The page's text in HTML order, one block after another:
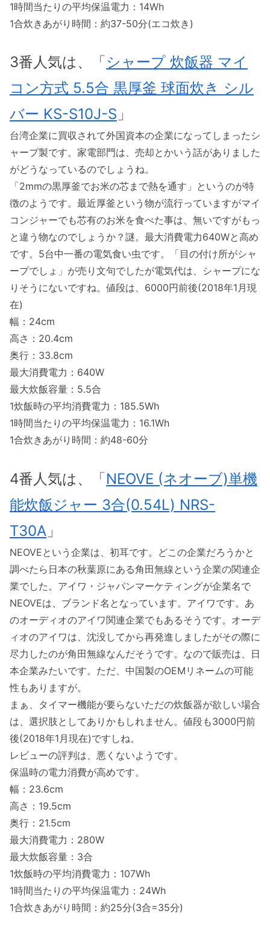
1時間当たりの平均保温電力：14Wh
1合炊きあがり時間：約37-50分(エコ炊き)
3番人気は、「シャープ 炊飯器 マイ
コン方式 5.5合 黒厚釜 球面炊き シル
バー KS-S10J-S 」
台湾企業に買収されて外国資本の企業になってしまったシ
ャープ製です。家電部門は、売却とかいう話がありました
がどうなっているのでしょうね。
「2mmの黒厚釜でお米の芯まで熱を通す」というのが特
徴のようです。最近厚釜という物が流行っていますがマイ
コンジャーでも芯有のお米を食べた事は、無いですがもっ
と違う物なのでしょうか？謎。最大消費電力640Wと高め
です。5台中一番の電気食い虫です。「目の付け所がシャ
ープでしょ」が売り文句でしたが電気代は、シャープにな
りそうにないですね。値段は、6000円前後(2018年1月現
在)
幅：24cm
高さ：20.4cm
奥行：33.8cm
最大消費電力：640W
最大炊飯容量：5.5合
1炊飯時の平均消費電力：185.5Wh
1時間当たりの平均保温電力：16.1Wh
1合炊きあがり時間：約48-60分
4番人気は、「NEOVE (ネオーブ)単機
能炊飯ジャー 3合(0.54L) NRS-
T30A 」
NEOVEという企業は、初耳です。どこの企業だろうかと
調べたら日本の秋葉原にある角田無線という企業の関連企
業でした。アイワ・ジャパンマーケティングが企業名で
NEOVEは、ブランド名となっています。アイワです。あ
のオーディオのアイワ関連企業でもあるそうです。オーデ
ィオのアイワは、沈没してから再発進しましたがその際に
尽力したのが角田無線なんだそうです。なので販売は、日
本企業みたいです。ただ、中国製のOEMリネームの可能
性もありますが。
まぁ、タイマー機能が要らないただの炊飯器が欲しい場合
は、選択肢としてありかもしれません。値段も3000円前
後(2018年1月現在)ですしね。
レビューの評判は、悪くないようです。
保温時の電力消費が高めです。
幅：23.6cm
高さ：19.5cm
奥行：21.5cm
最大消費電力：280W
最大炊飯容量：3合
1炊飯時の平均消費電力：107Wh
1時間当たりの平均保温電力：24Wh
1合炊きあがり時間：約25分(3合=35分)